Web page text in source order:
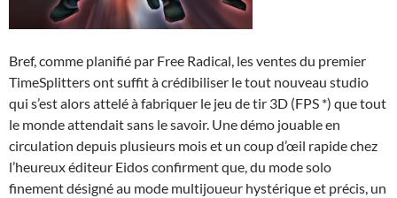
Bref, comme planifié par Free Radical, les ventes du premier
TimeSplitters ont suffit à crédibiliser le tout nouveau studio
qui s’est alors attelé à fabriquer le jeu de tir 3D (FPS *) que tout
le monde attendait sans le savoir. Une démo jouable en
circulation depuis plusieurs mois et un coup d’œil rapide chez
l’heureux éditeur Eidos confirment que, du mode solo
finement désigné au mode multijoueur hystérique et précis, un